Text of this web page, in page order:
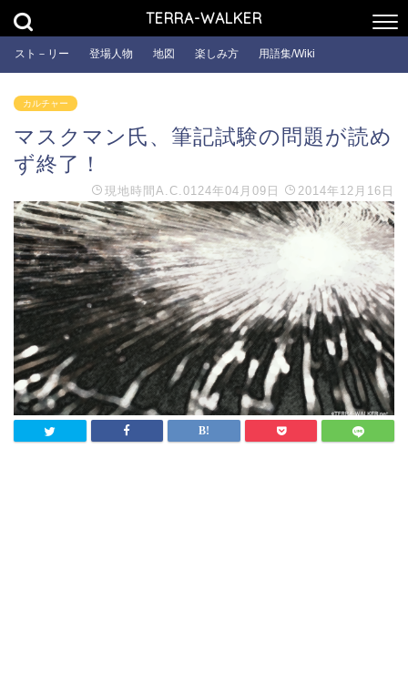
TERRA-WALKER
スト－リー 登場人物 地図 楽しみ方 用語集/Wiki
カルチャー
マスクマン氏、筆記試験の問題が読め
ず終了！
現地時間 A.C.0124年04月09日 2014年12月16日